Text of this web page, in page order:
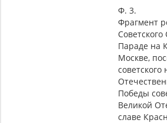
Ф. 3.
Фрагмент
Параде на
Москве,
Победы
Великой
славе